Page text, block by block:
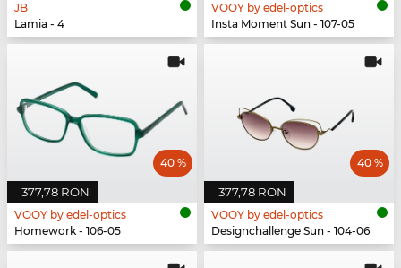
JB
Lamia - 4
VOOY by edel-optics
Insta Moment Sun - 107-05
377,78 RON
40 %
VOOY by edel-optics
Homework - 106-05
377,78 RON
40 %
VOOY by edel-optics
Designchallenge Sun - 104-06